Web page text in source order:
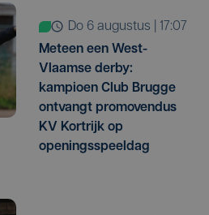
do 6 augustus | 17:07
Meteen een West-
Vlaamse derby:
kampioen Club Brugge
ontvangt promovendus
KV Kortrijk op
openingsspeeldag